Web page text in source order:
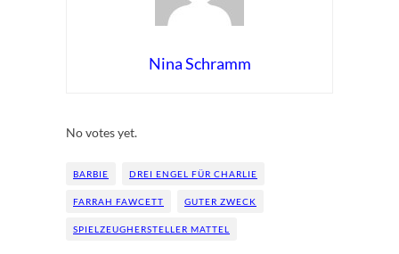
Nina Schramm
No votes yet.
BARBIE DREI ENGEL FÜR CHARLIE
FARRAH FAWCETT GUTER ZWECK
SPIELZEUGHERSTELLER MATTEL